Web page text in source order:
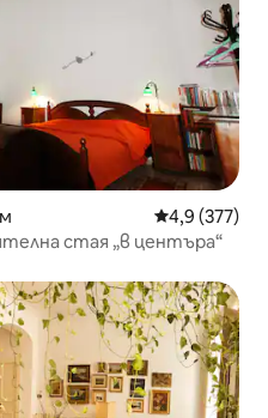
Средна
4,9 (377)
стая „в центъра“